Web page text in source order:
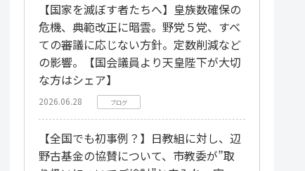
【国家を滅ぼす者たちへ】皇族数確保の
危機、典範改正に暗雲。野党５党、すべ
ての審議に応じない方針。定数削減など
の影響。【国会議員より天皇陛下が大切
な方はシェア】
2026.06.28 ブログ
【全国でも初事例？】日教組に対し、辺
野古基金の協賛について、市教委が”取